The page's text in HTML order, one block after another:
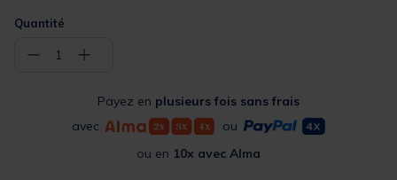
Quantité
− 1 +
Payez en plusieurs fois sans frais
avec
ou
ou en 10x avec Alma